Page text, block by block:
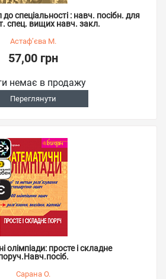
спеціальності : навч. посібн. для
спец. вищих навч. закл.
Астаф’єва М.
57,00 грн
немає в продажу
Переглянути
олімпіади: просте і складне
Сарана О.